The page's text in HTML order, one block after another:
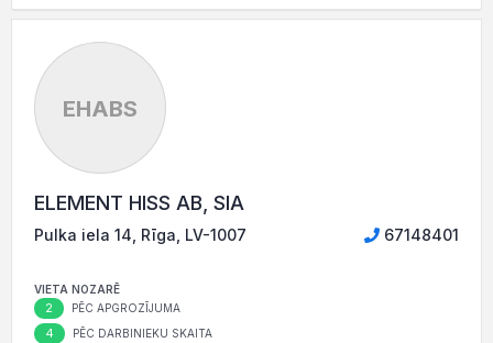
EHABS
ELEMENT HISS AB, SIA
Pulka iela 14, Rīga, LV-1007 67148401
VIETA NOZARĒ
2 PĒC APGROZĪJUMA
4 PĒC DARBINIEKU SKAITA